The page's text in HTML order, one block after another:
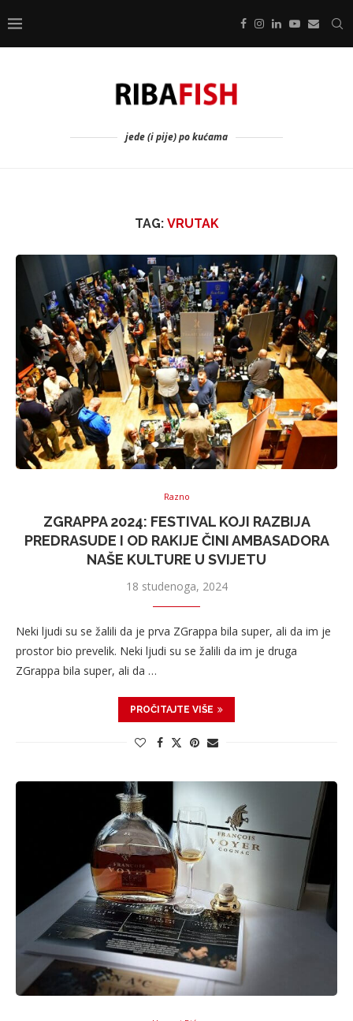
jede (i pije) po kućama
TAG: VRUTAK
Razno
ZGRAPPA 2024: FESTIVAL KOJI RAZBIJA
PREDRASUDE I OD RAKIJE ČINI AMBASADORA
NAŠE KULTURE U SVIJETU
18 studenoga, 2024
Neki ljudi su se žalili da je prva ZGrappa bila super, ali da im je
prostor bio prevelik. Neki ljudi su se žalili da im je druga
ZGrappa bila super, ali da …
PROČITAJTE VIŠE